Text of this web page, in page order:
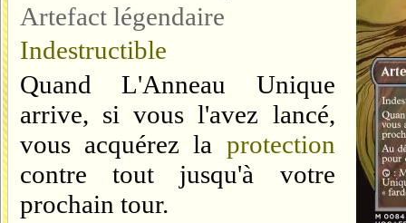
Artefact légendaire
Indestructible
Quand L'Anneau Unique
arrive, si vous l'avez lancé,
vous acquérez la protection
contre toutjusqu'à votre
prochain tour.